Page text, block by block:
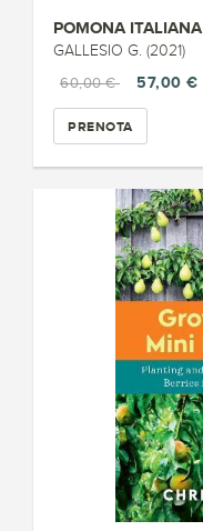
POMONA ITALIANA
GALLESIO G. (2021)
60,00 €
57,00 €
PRENOTA